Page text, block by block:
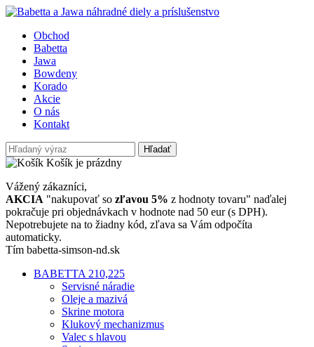
Obchod
Babetta
Jawa
Bowdeny
Korado
Akcie
O nás
Kontakt
Hľadať
Košík je prázdny
Vážený zákazníci,
AKCIA "nakupovať so zľavou 5% z hodnoty tovaru" naďalej
pokračuje pri objednávkach v hodnote nad 50 eur (s DPH).
Nepotrebujete na to žiadny kód, zľava sa Vám odpočíta
automaticky.
Tím babetta-simson-nd.sk
BABETTA 210,225
Servisné náradie
Oleje a mazivá
Skrine motora
Klukový mechanizmus
Valec s hlavou